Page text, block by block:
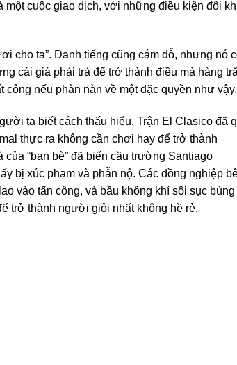
cuộc giao dịch, với những điều kiện đôi
cho ta”. Danh tiếng cũng cám dỗ, nhưng nó
cái giá phải trả để trở thành điều mà hàng
nếu phàn nàn về một đặc quyền như vậy.
ta biết cách thấu hiểu. Trận El Clasico đã
thực ra không cần chơi hay để trở thành
của “bạn bè” đã biến cầu trường Santiago
bị xúc phạm và phẫn nộ. Các đồng nghiệp
vào tấn công, và bầu không khí sôi sục bùng
trở thành người giỏi nhất không hề rẻ.